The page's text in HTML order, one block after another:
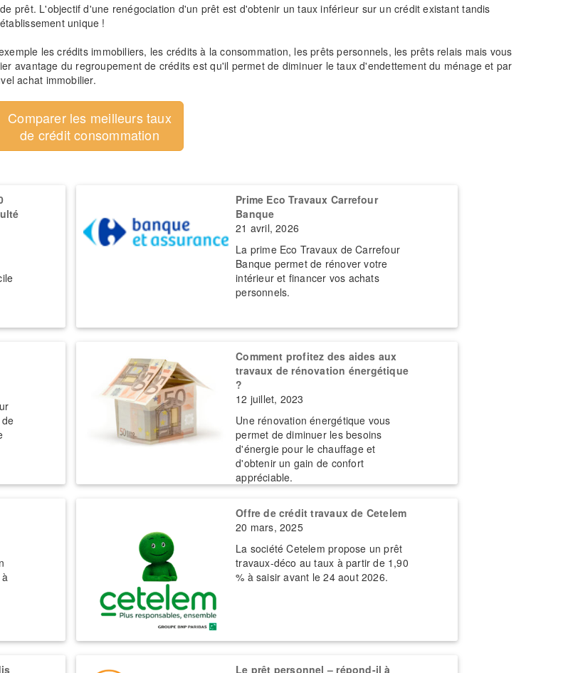
prêt. L'objectif d'une renégociation d'un prêt est d'obtenir un taux inférieur sur un crédit existant tandis
unique !
les crédits immobiliers, les crédits à la consommation, les prêts personnels, les prêts relais mais vous
avantage du regroupement de crédits est qu'il permet de diminuer le taux d'endettement du ménage et par
achat immobilier.
Comparer les meilleurs taux
de crédit consommation
Prime Eco Travaux Carrefour
Banque
21 avril, 2026
La prime Eco Travaux de Carrefour
Banque permet de rénover votre
intérieur et financer vos achats
personnels.
Comment profitez des aides aux
travaux de rénovation énergétique
?
12 juillet, 2023
Une rénovation énergétique vous
permet de diminuer les besoins
d'énergie pour le chauffage et
d'obtenir un gain de confort
appréciable.
Offre de crédit travaux de Cetelem
20 mars, 2025
La société Cetelem propose un prêt
travaux-déco au taux à partir de 1,90
% à saisir avant le 24 aout 2026.
Le prêt personnel – répond-il à